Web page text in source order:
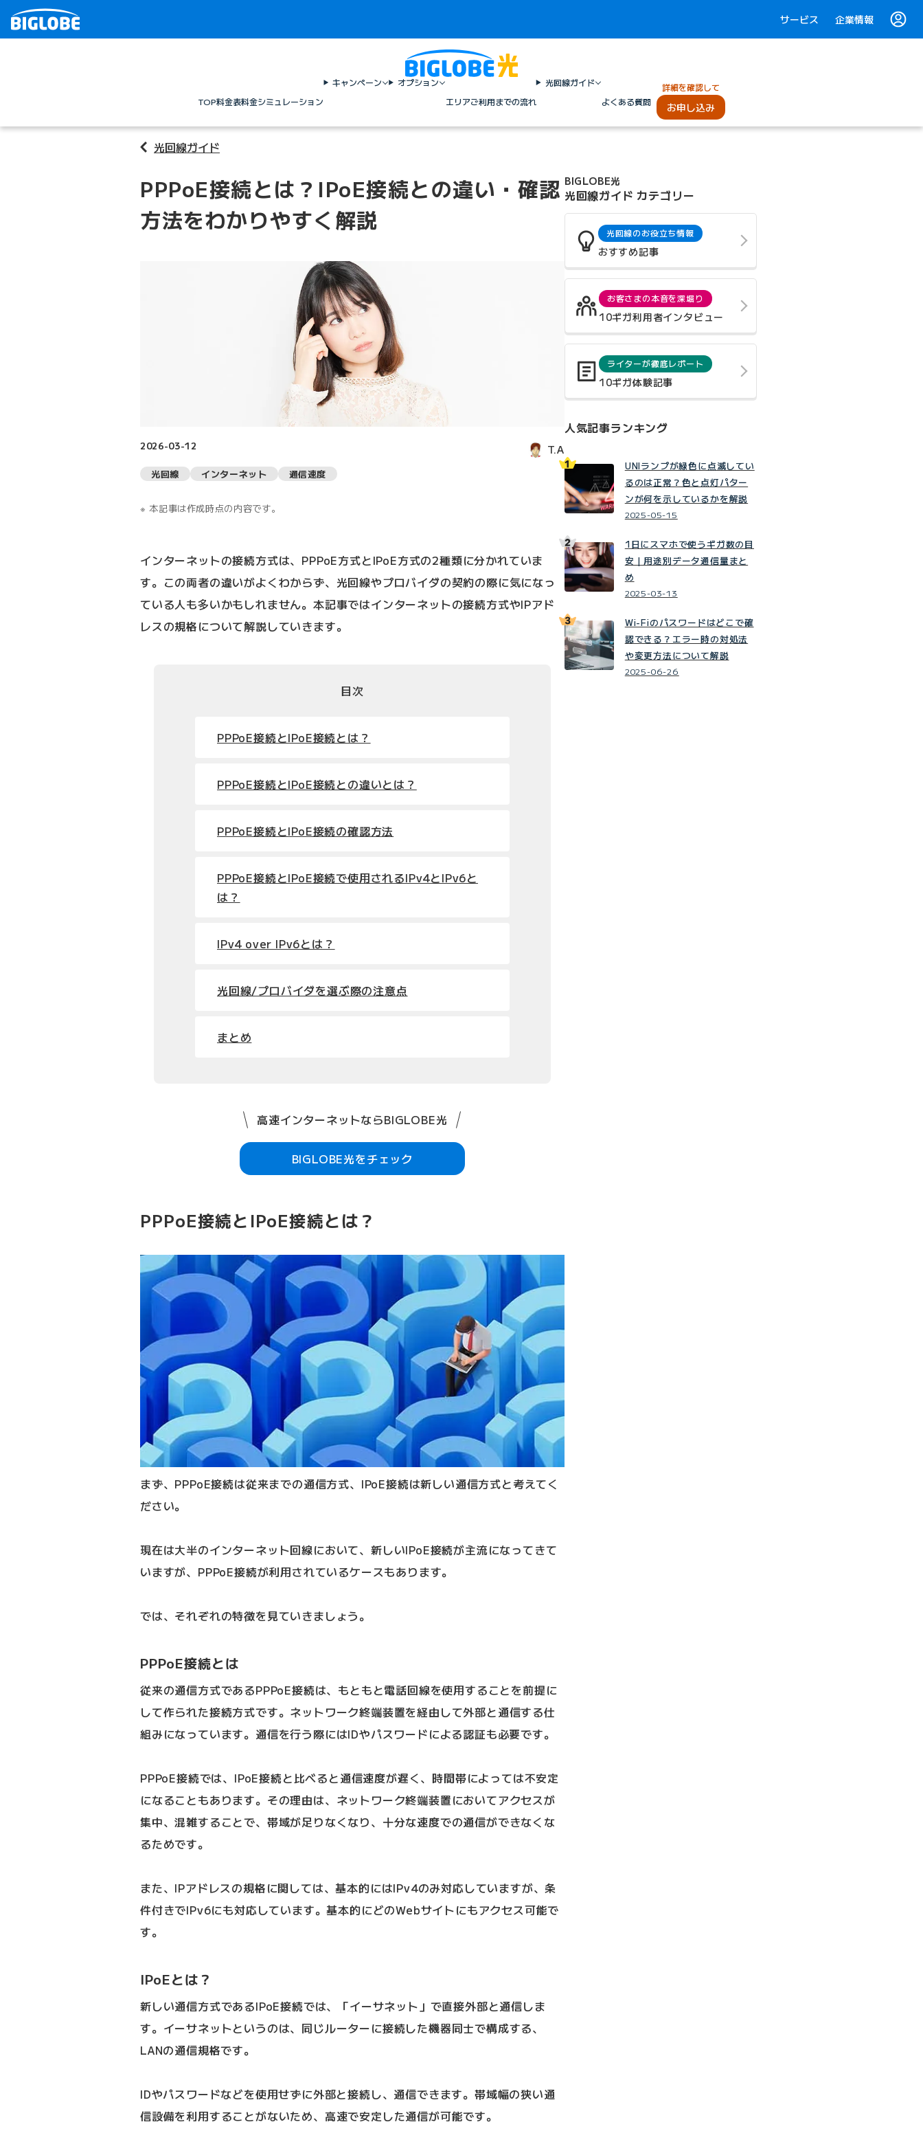
サービス 企業情報
TOP料金表料金シミュレーション
キャンペーン
オプション
エリアご利用までの流れ
光回線ガイド
よくある質問
詳細を確認して
お申し込み
光回線ガイド
PPPoE接続とは？IPoE接続との違い・確認
方法をわかりやすく解説
2026-03-12 T.A
光回線 インターネット 通信速度
本記事は作成時点の内容です。
インターネットの接続方式は、PPPoE方式とIPoE方式の2種類に分かれていま
す。この両者の違いがよくわからず、光回線やプロバイダの契約の際に気になっ
ている人も多いかもしれません。本記事ではインターネットの接続方式やIPアド
レスの規格について解説していきます。
目次
PPPoE接続とIPoE接続とは？
PPPoE接続とIPoE接続との違いとは？
PPPoE接続とIPoE接続の確認方法
PPPoE接続とIPoE接続で使用されるIPv4とIPv6と
は？
IPv4 over IPv6とは？
光回線/プロバイダを選ぶ際の注意点
まとめ
高速インターネットならBIGLOBE光
BIGLOBE光をチェック
PPPoE接続とIPoE接続とは？
まず、PPPoE接続は従来までの通信方式、IPoE接続は新しい通信方式と考えてく
ださい。
現在は大半のインターネット回線において、新しいIPoE接続が主流になってきて
いますが、PPPoE接続が利用されているケースもあります。
では、それぞれの特徴を見ていきましょう。
PPPoE接続とは
従来の通信方式であるPPPoE接続は、もともと電話回線を使用することを前提に
して作られた接続方式です。ネットワーク終端装置を経由して外部と通信する仕
組みになっています。通信を行う際にはIDやパスワードによる認証も必要です。
PPPoE接続では、IPoE接続と比べると通信速度が遅く、時間帯によっては不安定
になることもあります。その理由は、ネットワーク終端装置においてアクセスが
集中、混雑することで、帯域が足りなくなり、十分な速度での通信ができなくな
るためです。
また、IPアドレスの規格に関しては、基本的にはIPv4のみ対応していますが、条
件付きでIPv6にも対応しています。基本的にどのWebサイトにもアクセス可能で
す。
IPoEとは？
新しい通信方式であるIPoE接続では、「イーサネット」で直接外部と通信しま
す。イーサネットというのは、同じルーターに接続した機器同士で構成する、
LANの通信規格です。
IDやパスワードなどを使用せずに外部と接続し、通信できます。帯域幅の狭い通
信設備を利用することがないため、高速で安定した通信が可能です。
BIGLOBE光
光回線ガイド カテゴリー
光回線のお役立ち情報
おすすめ記事
お客さまの本音を深堀り
10ギガ利用者インタビュー
ライターが徹底レポート
10ギガ体験記事
人気記事ランキング
UNIランプが緑色に点滅してい
るのは正常？色と点灯パター
ンが何を示しているかを解説
2025-05-15
1日にスマホで使うギガ数の目
安｜用途別データ通信量まと
め
2025-03-13
Wi-Fiのパスワードはどこで確
認できる？エラー時の対処法
や変更方法について解説
2025-06-26